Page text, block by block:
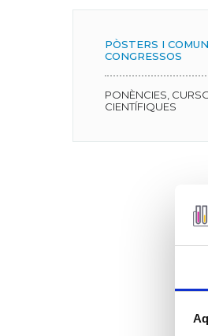
PÒSTERS I
CONGRESSOS
PONÈNCIES,
CIENTÍFIQUES